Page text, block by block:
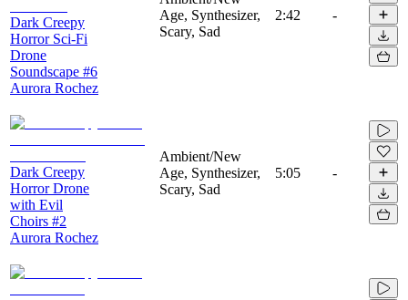
Dark Creepy
Horror Sci-Fi
Drone
Soundscape #6
Aurora Rochez
Age, Synthesizer,
Scary, Sad
2:42 -
Dark Creepy
Horror Drone
with Evil
Choirs #2
Aurora Rochez
Ambient/New
Age, Synthesizer,
Scary, Sad
5:05 -